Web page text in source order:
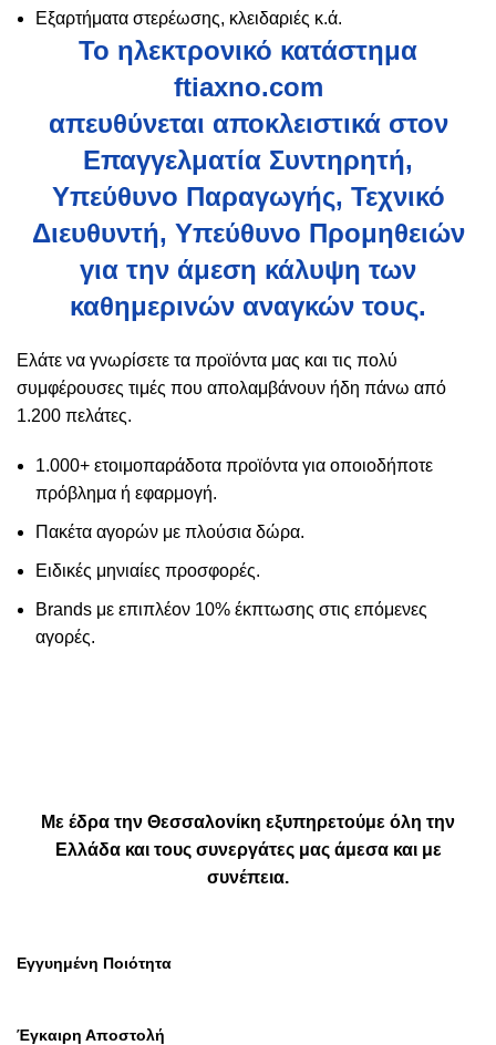
Εξαρτήματα στερέωσης, κλειδαριές κ.ά.
Το ηλεκτρονικό κατάστημα
ftiaxno.com
απευθύνεται αποκλειστικά στον
Επαγγελματία Συντηρητή,
Υπεύθυνο Παραγωγής, Τεχνικό
Διευθυντή, Υπεύθυνο Προμηθειών
για την άμεση κάλυψη των
καθημερινών αναγκών τους.
Ελάτε να γνωρίσετε τα προϊόντα μας και τις πολύ
συμφέρουσες τιμές που απολαμβάνουν ήδη πάνω από
1.200 πελάτες.
1.000+ ετοιμοπαράδοτα προϊόντα για οποιοδήποτε
πρόβλημα ή εφαρμογή.
Πακέτα αγορών με πλούσια δώρα.
Ειδικές μηνιαίες προσφορές.
Brands με επιπλέον 10% έκπτωσης στις επόμενες
αγορές.
Με έδρα την Θεσσαλονίκη εξυπηρετούμε όλη την
Ελλάδα και τους συνεργάτες μας άμεσα και με
συνέπεια.
Εγγυημένη Ποιότητα
Έγκαιρη Αποστολή